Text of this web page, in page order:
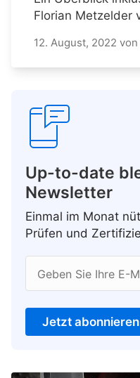
Florian Metzelder
12. August, 2022 von
Up-to-date
Newsletter
Einmal im Monat
Prüfen und
Geben Sie Ihre E-
Jetzt abonnieren